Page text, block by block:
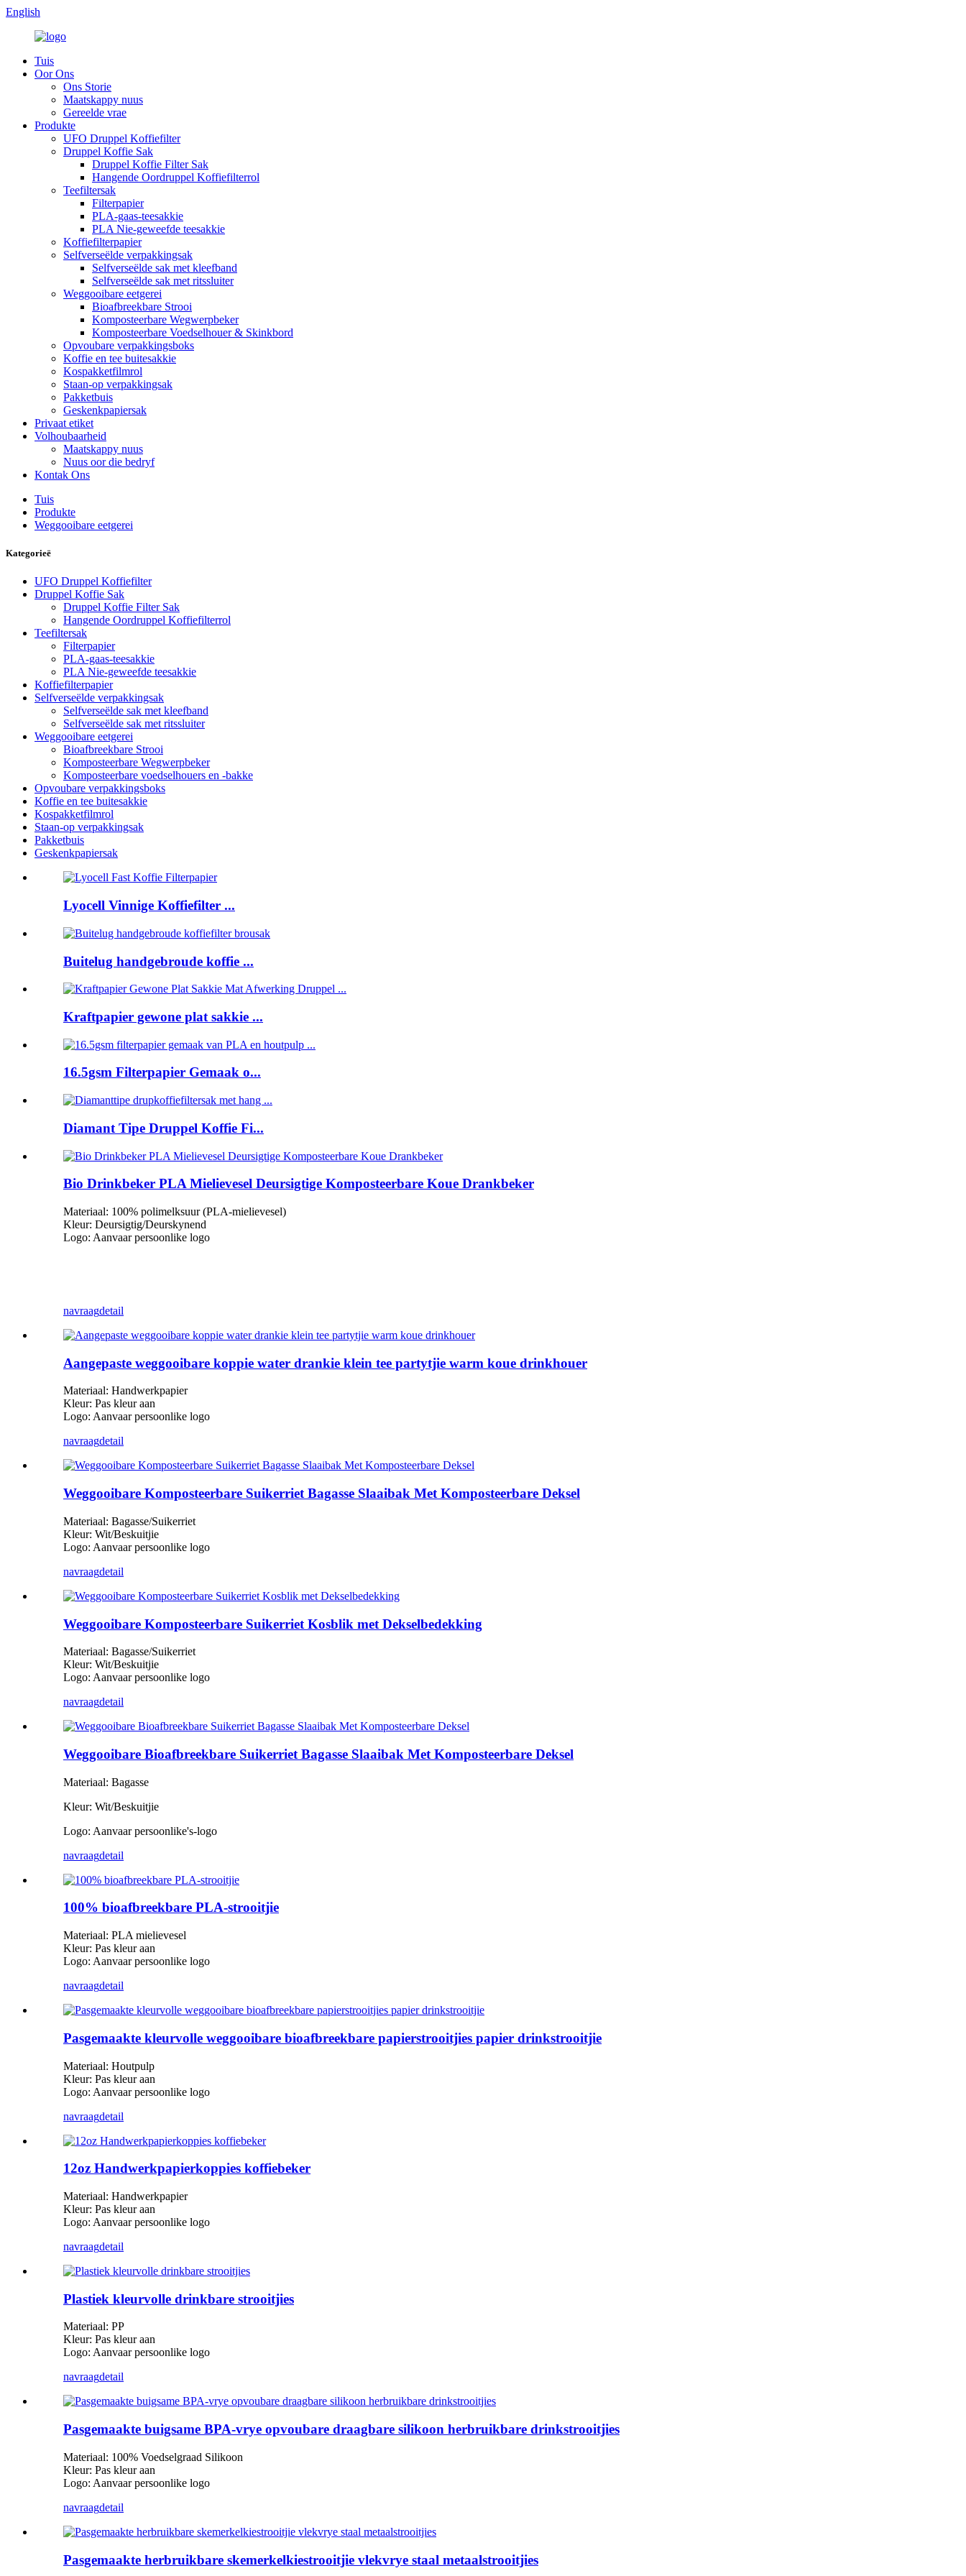
English
Tuis
Oor Ons
Ons Storie
Maatskappy nuus
Gereelde vrae
Produkte
UFO Druppel Koffiefilter
Druppel Koffie Sak
Druppel Koffie Filter Sak
Hangende Oordruppel Koffiefilterrol
Teefiltersak
Filterpapier
PLA-gaas-teesakkie
PLA Nie-geweefde teesakkie
Koffiefilterpapier
Selfverseëlde verpakkingsak
Selfverseëlde sak met kleefband
Selfverseëlde sak met ritssluiter
Weggooibare eetgerei
Bioafbreekbare Strooi
Komposteerbare Wegwerpbeker
Komposteerbare Voedselhouer & Skinkbord
Opvoubare verpakkingsboks
Koffie en tee buitesakkie
Kospakketfilmrol
Staan-op verpakkingsak
Pakketbuis
Geskenkpapiersak
Privaat etiket
Volhoubaarheid
Maatskappy nuus
Nuus oor die bedryf
Kontak Ons
Tuis
Produkte
Weggooibare eetgerei
Kategorieë
UFO Druppel Koffiefilter
Druppel Koffie Sak
Druppel Koffie Filter Sak
Hangende Oordruppel Koffiefilterrol
Teefiltersak
Filterpapier
PLA-gaas-teesakkie
PLA Nie-geweefde teesakkie
Koffiefilterpapier
Selfverseëlde verpakkingsak
Selfverseëlde sak met kleefband
Selfverseëlde sak met ritssluiter
Weggooibare eetgerei
Bioafbreekbare Strooi
Komposteerbare Wegwerpbeker
Komposteerbare voedselhouers en -bakke
Opvoubare verpakkingsboks
Koffie en tee buitesakkie
Kospakketfilmrol
Staan-op verpakkingsak
Pakketbuis
Geskenkpapiersak
Lyocell Vinnige Koffiefilter ...
Buitelug handgebroude koffie ...
Kraftpapier gewone plat sakkie ...
16.5gsm Filterpapier Gemaak o...
Diamant Tipe Druppel Koffie Fi...
Bio Drinkbeker PLA Mielievesel Deursigtige Komposteerbare Koue Drankbeker
Materiaal: 100% polimelksuur (PLA-mielievesel)
Kleur: Deursigtig/Deurskynend
Logo: Aanvaar persoonlike logo
navraagdetail
Aangepaste weggooibare koppie water drankie klein tee partytjie warm koue drinkhouer
Materiaal: Handwerkpapier
Kleur: Pas kleur aan
Logo: Aanvaar persoonlike logo
navraagdetail
Weggooibare Komposteerbare Suikerriet Bagasse Slaaibak Met Komposteerbare Deksel
Materiaal: Bagasse/Suikerriet
Kleur: Wit/Beskuitjie
Logo: Aanvaar persoonlike logo
navraagdetail
Weggooibare Komposteerbare Suikerriet Kosblik met Dekselbedekking
Materiaal: Bagasse/Suikerriet
Kleur: Wit/Beskuitjie
Logo: Aanvaar persoonlike logo
navraagdetail
Weggooibare Bioafbreekbare Suikerriet Bagasse Slaaibak Met Komposteerbare Deksel
Materiaal: Bagasse
Kleur: Wit/Beskuitjie
Logo: Aanvaar persoonlike's-logo
navraagdetail
100% bioafbreekbare PLA-strooitjie
Materiaal: PLA mielievesel
Kleur: Pas kleur aan
Logo: Aanvaar persoonlike logo
navraagdetail
Pasgemaakte kleurvolle weggooibare bioafbreekbare papierstrooitjies papier drinkstrooitjie
Materiaal: Houtpulp
Kleur: Pas kleur aan
Logo: Aanvaar persoonlike logo
navraagdetail
12oz Handwerkpapierkoppies koffiebeker
Materiaal: Handwerkpapier
Kleur: Pas kleur aan
Logo: Aanvaar persoonlike logo
navraagdetail
Plastiek kleurvolle drinkbare strooitjies
Materiaal: PP
Kleur: Pas kleur aan
Logo: Aanvaar persoonlike logo
navraagdetail
Pasgemaakte buigsame BPA-vrye opvoubare draagbare silikoon herbruikbare drinkstrooitjies
Materiaal: 100% Voedselgraad Silikoon
Kleur: Pas kleur aan
Logo: Aanvaar persoonlike logo
navraagdetail
Pasgemaakte herbruikbare skemerkelkiestrooitjie vlekvrye staal metaalstrooitjies